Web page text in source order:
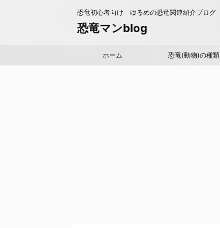
恐竜初心者向け ゆるめの恐竜関連紹介ブログ
恐竜マンblog
ホーム 恐竜(動物)の種類